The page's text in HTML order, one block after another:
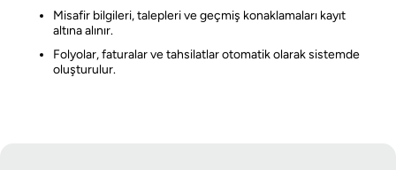
Misafir bilgileri, talepleri ve geçmiş konaklamaları kayıt
altına alınır.
Folyolar, faturalar ve tahsilatlar otomatik olarak sistemde
oluşturulur.